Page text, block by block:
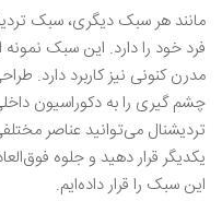
مانند هر سبک دیگری، سبک
فرد خود را دارد. این سبک
مدرن کنونی نیز کاربرد دارد.
چشم‌ گیری را به دکوراسیون
تردیشنال می‌توانید عناصر
یکدیگر قرار دهید و جلوه
این سبک را قرار داده‌ایم.